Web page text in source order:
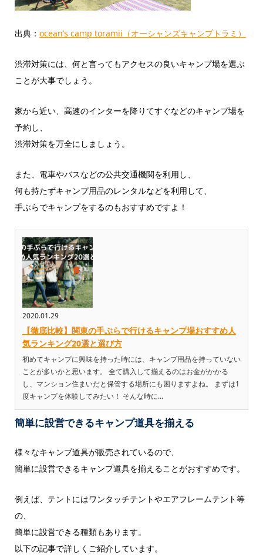
出典： ocean’s camp toramii（オーシャンズキャンプトラミ）
渋滞対策には、何と言ってもアクセスの良いキャンプ場を選ぶ
ことが大事でしょう。
家から近い、高速のインターを降りてすぐなどのキャンプ場を
予約し、
渋滞対策を万全にしましょう。
また、電車やバスなどの公共交通機関を利用し、
何も持たずキャンプ用品のレンタルなどを利用して、
手ぶらでキャンプをするのもおすすめですよ！
2020.01.29
【徹底比較】関東の手ぶらで行けるキャンプ場おすすめ人
気ランキング20選と選び方
初めてキャンプに興味を持った時には、キャンプ用品を持っていない
ことが多いかと思います。 全て購入して揃えるのはお金がかかる
し、マンション住まいだと保管する場所にも困りますよね。 まずは1
度キャンプを体験してみたい！ そんな時に...
簡単に設営できるキャンプ道具を揃える
様々なキャンプ道具が販売されているので、
簡単に設営できるキャンプ道具を揃えることがおすすめです。
例えば、テントにはワンタッチテントやエアフレームテント等
の、
簡単に設営できる種類もあります。
以下の記事で詳しくご紹介しています。